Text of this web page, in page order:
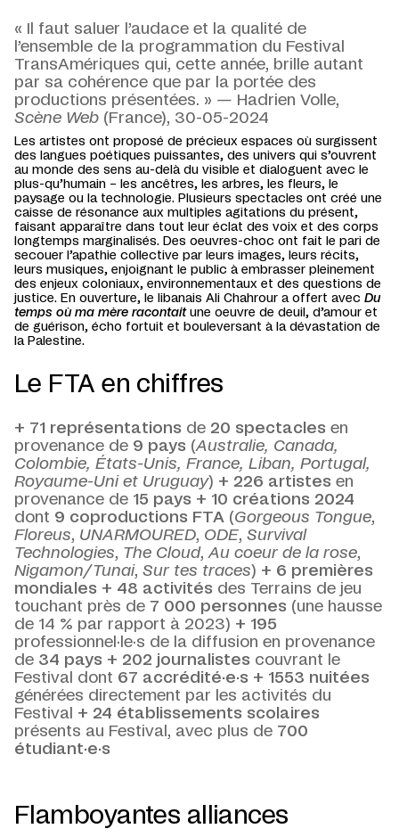
« Il faut saluer l’audace et la qualité de
l’ensemble de la programmation du Festival
TransAmériques qui, cette année, brille autant
par sa cohérence que par la portée des
productions présentées. » — Hadrien Volle,
Scène Web (France), 30-05-2024
Les artistes ont proposé de précieux espaces où surgissent
des langues poétiques puissantes, des univers qui s’ouvrent
au monde des sens au-delà du visible et dialoguent avec le
plus-qu’humain – les ancêtres, les arbres, les fleurs, le
paysage ou la technologie. Plusieurs spectacles ont créé une
caisse de résonance aux multiples agitations du présent,
faisant apparaître dans tout leur éclat des voix et des corps
longtemps marginalisés. Des oeuvres-choc ont fait le pari de
secouer l’apathie collective par leurs images, leurs récits,
leurs musiques, enjoignant le public à embrasser pleinement
des enjeux coloniaux, environnementaux et des questions de
justice. En ouverture, le libanais Ali Chahrour a offert avec Du
temps où ma mère racontaitune oeuvre de deuil, d’amour et
de guérison, écho fortuit et bouleversant à la dévastation de
la Palestine.
Le FTA en chiffres
+ 71 représentations de 20 spectacles en
provenance de 9 pays (Australie, Canada,
Colombie, États-Unis, France, Liban, Portugal,
Royaume-Uni et Uruguay) + 226 artistes en
provenance de 15 pays + 10 créations 2024
dont 9 coproductions FTA (Gorgeous Tongue,
Floreus, UNARMOURED, ODE, Survival
Technologies, The Cloud,Au coeur de la rose,
Nigamon/Tunai, Sur tes traces) + 6 premières
mondiales + 48 activités des Terrains de jeu
touchant près de 7 000 personnes (une hausse
de 14 % par rapport à 2023) + 195
professionnel·le·s de la diffusion en provenance
de 34 pays + 202 journalistes couvrant le
Festival dont 67 accrédité·e·s + 1553 nuitées
générées directement par les activités du
Festival + 24 établissements scolaires
présents au Festival, avec plus de 700
étudiant·e·s
Flamboyantes alliances